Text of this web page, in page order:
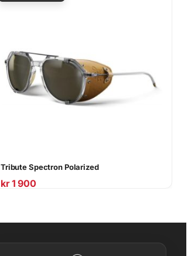
Tribute Spectron Polarized
kr1 900